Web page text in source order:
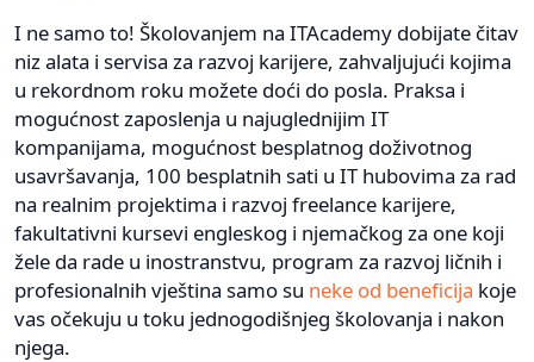
I ne samo to! Školovanjem na ITAcademy dobijate čitav
niz alata i servisa za razvoj karijere, zahvaljujući kojima
u rekordnom roku možete doći do posla. Praksa i
mogućnost zaposlenja u najuglednijim IT
kompanijama, mogućnost besplatnog doživotnog
usavršavanja, 100 besplatnih sati u IT hubovima za rad
na realnim projektima i razvoj freelance karijere,
fakultativni kursevi engleskog i njemačkog za one koji
žele da rade u inostranstvu, program za razvoj ličnih i
profesionalnih vještina samo su neke od beneficija koje
vas očekuju u toku jednogodišnjeg školovanja i nakon
njega.